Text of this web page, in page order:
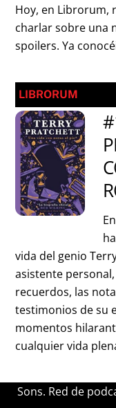
Hoy, en Librorum,
charlar sobre una
spoilers. Ya
LIBRORUM
vida del genio
asistente
recuerdos, las
testimonios de su
momentos
cualquier vida
Sons. Red de